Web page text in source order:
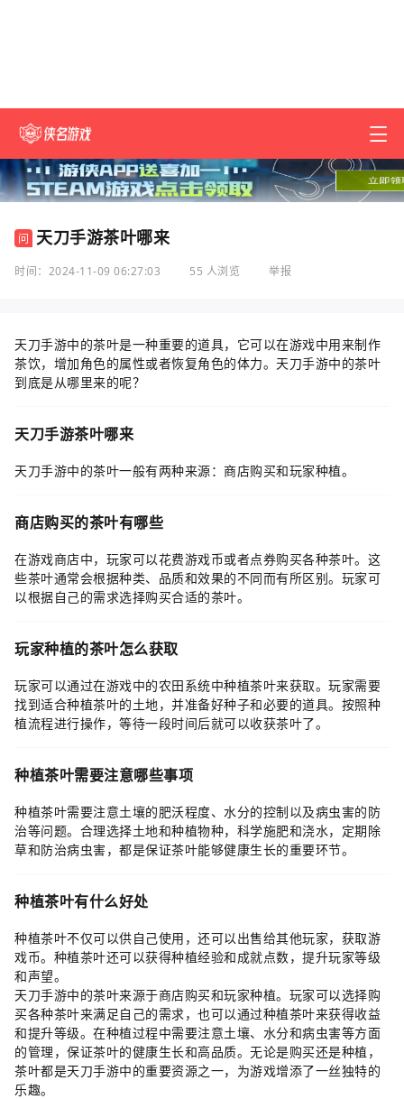
问 天刀手游茶叶哪来
时间：2024-11-09 06:27:03 55 人浏览 举报
天刀手游中的茶叶是一种重要的道具，它可以在游戏中用来制作
茶饮，增加角色的属性或者恢复角色的体力。天刀手游中的茶叶
到底是从哪里来的呢？
天刀手游茶叶哪来
天刀手游中的茶叶一般有两种来源：商店购买和玩家种植。
商店购买的茶叶有哪些
在游戏商店中，玩家可以花费游戏币或者点券购买各种茶叶。这
些茶叶通常会根据种类、品质和效果的不同而有所区别。玩家可
以根据自己的需求选择购买合适的茶叶。
玩家种植的茶叶怎么获取
玩家可以通过在游戏中的农田系统中种植茶叶来获取。玩家需要
找到适合种植茶叶的土地，并准备好种子和必要的道具。按照种
植流程进行操作，等待一段时间后就可以收获茶叶了。
种植茶叶需要注意哪些事项
种植茶叶需要注意土壤的肥沃程度、水分的控制以及病虫害的防
治等问题。合理选择土地和种植物种，科学施肥和浇水，定期除
草和防治病虫害，都是保证茶叶能够健康生长的重要环节。
种植茶叶有什么好处
种植茶叶不仅可以供自己使用，还可以出售给其他玩家，获取游
戏币。种植茶叶还可以获得种植经验和成就点数，提升玩家等级
和声望。
天刀手游中的茶叶来源于商店购买和玩家种植。玩家可以选择购
买各种茶叶来满足自己的需求，也可以通过种植茶叶来获得收益
和提升等级。在种植过程中需要注意土壤、水分和病虫害等方面
的管理，保证茶叶的健康生长和高品质。无论是购买还是种植，
茶叶都是天刀手游中的重要资源之一，为游戏增添了一丝独特的
乐趣。